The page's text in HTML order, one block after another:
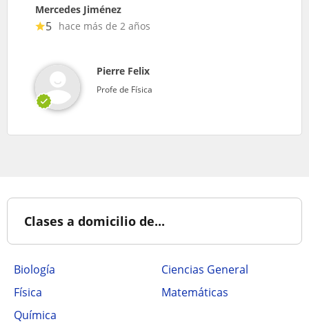
Mercedes Jiménez
5 hace más de 2 años
Pierre Felix
Profe de Física
Clases a domicilio de...
Biología
Ciencias General
Física
Matemáticas
Química